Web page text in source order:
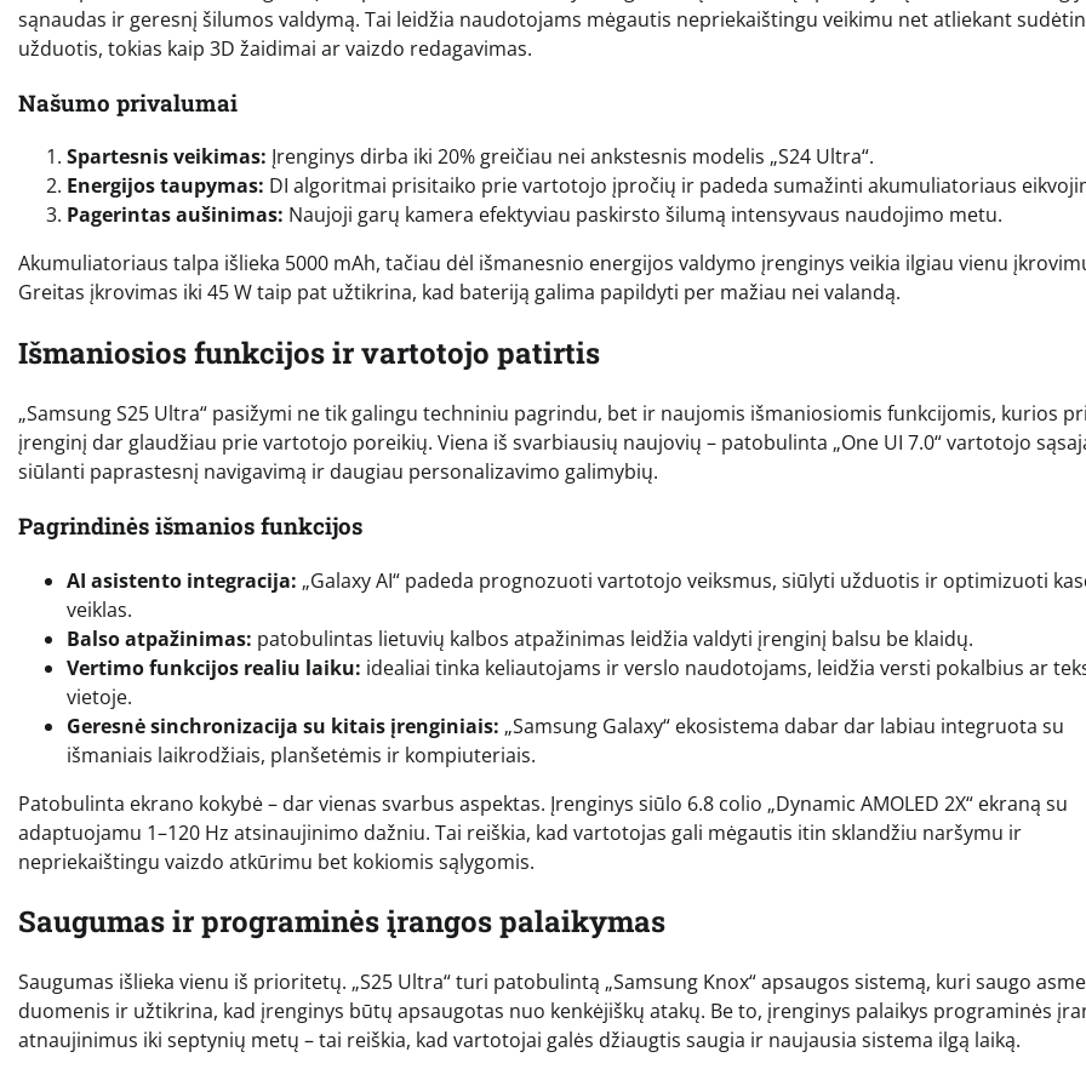
sąnaudas ir geresnį šilumos valdymą. Tai leidžia naudotojams mėgautis nepriekaištingu veikimu net atliekant
užduotis, tokias kaip 3D žaidimai ar vaizdo redagavimas.
Našumo privalumai
Spartesnis veikimas: Įrenginys dirba iki 20% greičiau nei ankstesnis modelis „S24 Ultra“.
Energijos taupymas: DI algoritmai prisitaiko prie vartotojo įpročių ir padeda sumažinti akumuliatoriaus
Pagerintas aušinimas: Naujoji garų kamera efektyviau paskirsto šilumą intensyvaus naudojimo metu.
Akumuliatoriaus talpa išlieka 5000 mAh, tačiau dėl išmanesnio energijos valdymo įrenginys veikia ilgiau vienu
Greitas įkrovimas iki 45 W taip pat užtikrina, kad bateriją galima papildyti per mažiau nei valandą.
Išmaniosios funkcijos ir vartotojo patirtis
„Samsung S25 Ultra“ pasižymi ne tik galingu techniniu pagrindu, bet ir naujomis išmaniosiomis funkcijomis, kurios
įrenginį dar glaudžiau prie vartotojo poreikių. Viena iš svarbiausių naujovių – patobulinta „One UI 7.0“ vartotojo
siūlanti paprastesnį navigavimą ir daugiau personalizavimo galimybių.
Pagrindinės išmanios funkcijos
AI asistento integracija: „Galaxy AI“ padeda prognozuoti vartotojo veiksmus, siūlyti užduotis ir optimizuoti
veiklas.
Balso atpažinimas: patobulintas lietuvių kalbos atpažinimas leidžia valdyti įrenginį balsu be klaidų.
Vertimo funkcijos realiu laiku: idealiai tinka keliautojams ir verslo naudotojams, leidžia versti pokalbius ar
vietoje.
Geresnė sinchronizacija su kitais įrenginiais: „Samsung Galaxy“ ekosistema dabar dar labiau integruota su
išmaniais laikrodžiais, planšetėmis ir kompiuteriais.
Patobulinta ekrano kokybė – dar vienas svarbus aspektas. Įrenginys siūlo 6.8 colio „Dynamic AMOLED 2X“ ekraną su
adaptuojamu 1–120 Hz atsinaujinimo dažniu. Tai reiškia, kad vartotojas gali mėgautis itin sklandžiu naršymu ir
nepriekaištingu vaizdo atkūrimu bet kokiomis sąlygomis.
Saugumas ir programinės įrangos palaikymas
Saugumas išlieka vienu iš prioritetų. „S25 Ultra“ turi patobulintą „Samsung Knox“ apsaugos sistemą, kuri saugo
duomenis ir užtikrina, kad įrenginys būtų apsaugotas nuo kenkėjiškų atakų. Be to, įrenginys palaikys programinės
atnaujinimus iki septynių metų – tai reiškia, kad vartotojai galės džiaugtis saugia ir naujausia sistema ilgą laiką.